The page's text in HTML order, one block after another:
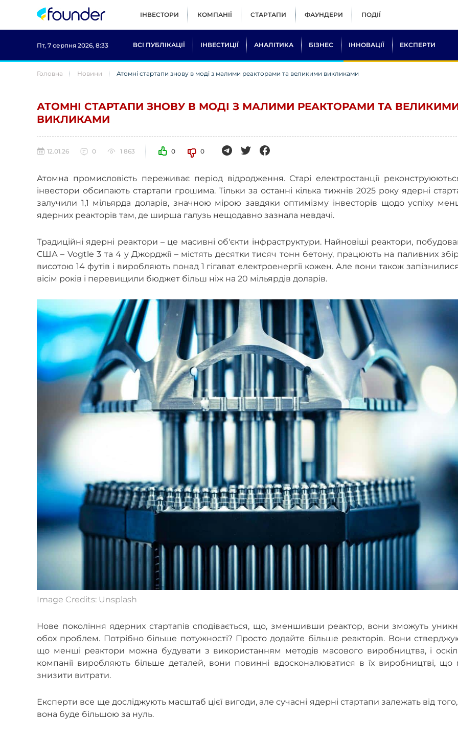
ІНВЕСТОРИ КОМПАНІЇ СТАРТАПИ ФАУНДЕРИ ПОДІЇ
Пт, 7 серпня 2026, 8:33 ВСІ ПУБЛІКАЦІЇ ІНВЕСТИЦІЇ АНАЛІТИКА БІЗНЕС ІННОВАЦІЇ ЕКСПЕРТИ
Головна Новини Атомні стартапи знову в моді з малими реакторами та великими викликами
АТОМНІ СТАРТАПИ ЗНОВУ В МОДІ З МАЛИМИ РЕАКТОРАМИ ТА
ВИКЛИКАМИ
12.01.26 0 1 863 0 0
Атомна промисловість переживає період відродження. Старі електростанції
інвестори обсипають стартапи грошима. Тільки за останні кілька тижнів 2025 року ядерні
залучили 1,1 мільярда доларів, значною мірою завдяки оптимізму інвесторів щодо успіху
ядерних реакторів там, де ширша галузь нещодавно зазнала невдачі.
Традиційні ядерні реактори – це масивні об'єкти інфраструктури. Найновіші реактори,
США – Vogtle 3 та 4 у Джорджії – містять десятки тисяч тонн бетону, працюють на паливних
висотою 14 футів і виробляють понад 1 гігават електроенергії кожен. Але вони також
вісім років і перевищили бюджет більш ніж на 20 мільярдів доларів.
Image Credits: Unsplash
Нове покоління ядерних стартапів сподівається, що, зменшивши реактор, вони зможуть
обох проблем. Потрібно більше потужності? Просто додайте більше реакторів. Вони
що менші реактори можна будувати з використанням методів масового виробництва, і
компанії виробляють більше деталей, вони повинні вдосконалюватися в їх виробництві, що
знизити витрати.
Експерти все ще досліджують масштаб цієї вигоди, але сучасні ядерні стартапи залежать від
вона буде більшою за нуль.